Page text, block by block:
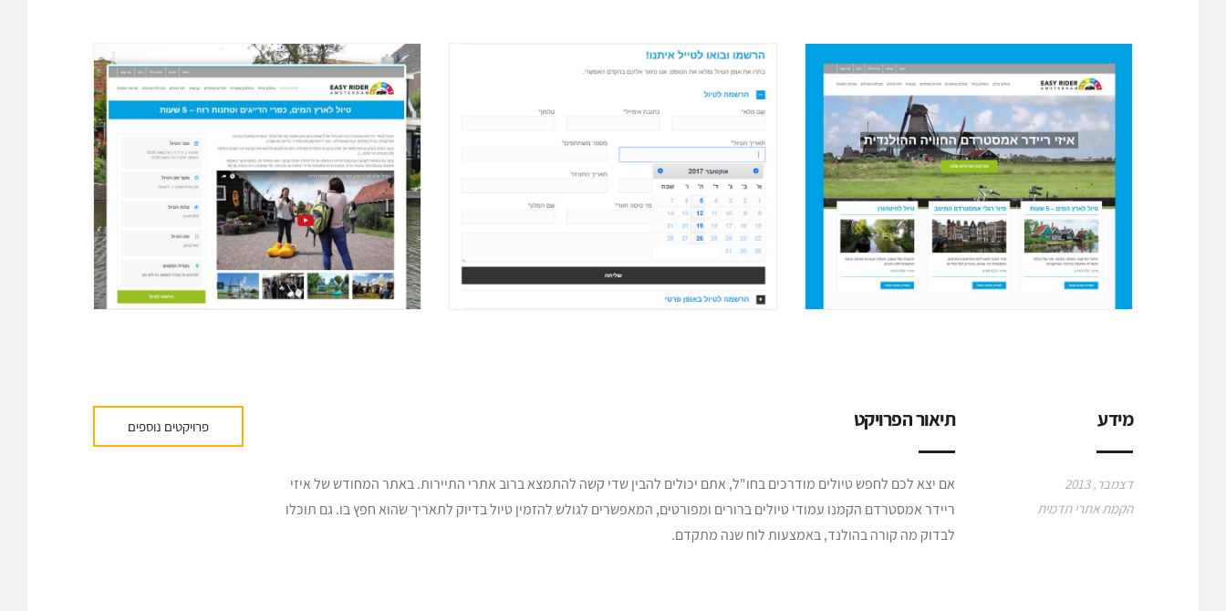
מידע
דצמבר, 2013
הקמת אתרי תדמית
תיאור הפרויקט
אם יצא לכם לחפש טיולים מודרכים בחו"ל, אתם יכולים להבין שדי קשה להתמצא ברוב אתרי התיירות. באתר המחודש של איזי
ריידר אמסטרדם הקמנו עמודי טיולים ברורים ומפורטים, המאפשרים לגולש להזמין טיול בדיוק לתאריך שהוא חפץ בו. גם תוכלו
לבדוק מה קורה בהולנד, באמצעות לוח שנה מתקדם.
פרויקטים נוספים